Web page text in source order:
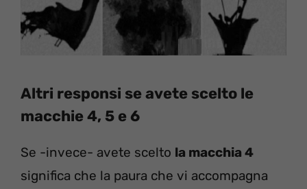
Altri responsi se avete scelto le
macchie 4, 5 e 6
Se -invece- avete scelto la macchia 4
significa che la paura che vi accompagna